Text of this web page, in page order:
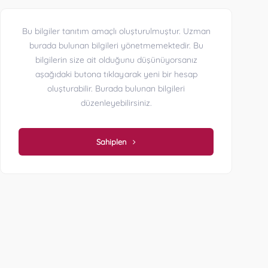
Bu bilgiler tanıtım amaçlı oluşturulmuştur. Uzman
burada bulunan bilgileri yönetmemektedir. Bu
bilgilerin size ait olduğunu düşünüyorsanız
aşağıdaki butona tıklayarak yeni bir hesap
oluşturabilir. Burada bulunan bilgileri
düzenleyebilirsiniz.
Sahiplen